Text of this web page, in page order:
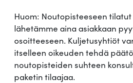
Huom: Noutopisteeseen
lähetämme aina asiakkaan
osoitteeseen. Kuljetusyhtiöt
itselleen oikeuden tehdä
noutopisteiden suhteen
paketin tilaajaa.